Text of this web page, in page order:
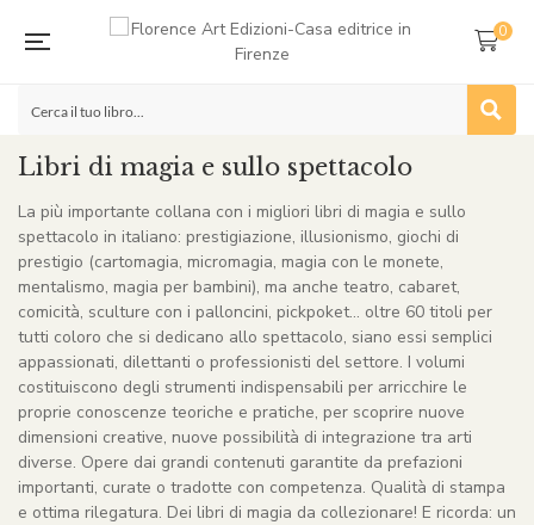
0
Libri di magia e sullo spettacolo
La più importante collana con i migliori libri di magia e sullo
spettacolo in italiano: prestigiazione, illusionismo, giochi di
prestigio (cartomagia, micromagia, magia con le monete,
mentalismo, magia per bambini), ma anche teatro, cabaret,
comicità, sculture con i palloncini, pickpoket… oltre 60 titoli per
tutti coloro che si dedicano allo spettacolo, siano essi semplici
appassionati, dilettanti o professionisti del settore. I volumi
costituiscono degli strumenti indispensabili per arricchire le
proprie conoscenze teoriche e pratiche, per scoprire nuove
dimensioni creative, nuove possibilità di integrazione tra arti
diverse. Opere dai grandi contenuti garantite da prefazioni
importanti, curate o tradotte con competenza. Qualità di stampa
e ottima rilegatura. Dei libri di magia da collezionare! E ricorda: un